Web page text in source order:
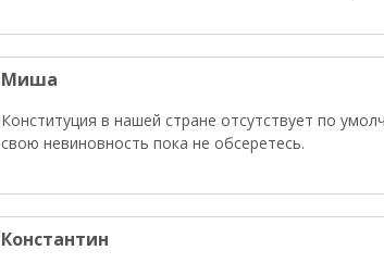
Миша
Конституция в нашей стране отсутствует по
свою невиновность пока не обсеретесь.
Константин